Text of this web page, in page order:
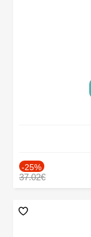
-25%
37.02€